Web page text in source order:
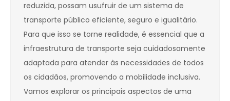
reduzida, possam usufruir de um sistema de
transporte público eficiente, seguro e igualitário.
Para que isso se torne realidade, é essencial que a
infraestrutura de transporte seja cuidadosamente
adaptada para atender às necessidades de todos
os cidadãos, promovendo a mobilidade inclusiva.
Vamos explorar os principais aspectos de uma